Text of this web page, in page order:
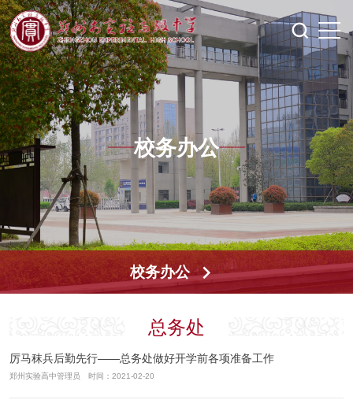
校务办公
校务办公
总务处
厉马秣兵后勤先行——总务处做好开学前各项准备工作
郑州实验高中管理员 时间：2021-02-20